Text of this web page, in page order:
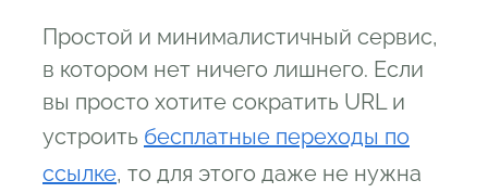
Простой и минималистичный сервис,
в котором нет ничего лишнего. Если
вы просто хотите сократить URL и
устроить бесплатные переходы по
ссылке, то для этого даже не нужна